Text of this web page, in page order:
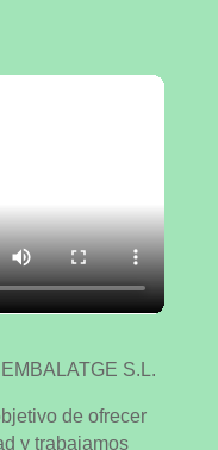
S.L.
de ofrecer
y trabajamos